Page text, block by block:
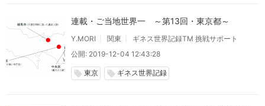
連載・ご当地世界一 ～第13回・東京都～
Y.MORI 関東
ギネス世界記録TM 挑戦サポート
公開: 2019-12-04 12:43:28
local_offer 東京 local_offer ギネス世界記録